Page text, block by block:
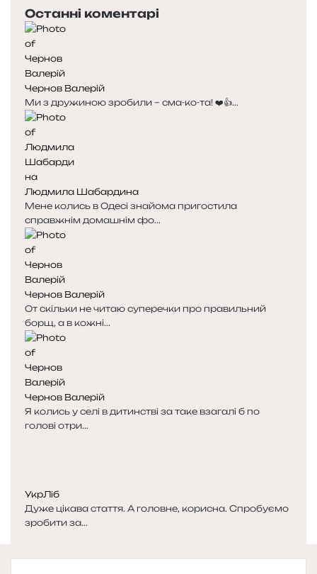
р
е
д
н
я
с
т
о
р
і
н
к
а
т
у
п
н
а
с
т
о
р
і
н
к
а
Останні коментарі
Чернов Валерій
Ми з дружиною зробили – сма-ко-та! ❤️👍...
Людмила Шабардина
Мене колись в Одесі знайома пригостила
справжнім домашнім фо...
Чернов Валерій
От скільки не читаю суперечки про правильний
борщ, а в кожні...
Чернов Валерій
Я колись у селі в дитинстві за таке взагалі б по
голові отри...
УкрЛіб
Дуже цікава стаття. А головне, корисна. Спробуємо
зробити за...